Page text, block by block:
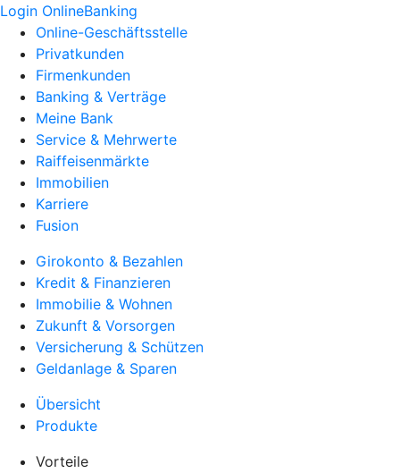
Login OnlineBanking
Online-Geschäftsstelle
Privatkunden
Firmenkunden
Banking & Verträge
Meine Bank
Service & Mehrwerte
Raiffeisenmärkte
Immobilien
Karriere
Fusion
Girokonto & Bezahlen
Kredit & Finanzieren
Immobilie & Wohnen
Zukunft & Vorsorgen
Versicherung & Schützen
Geldanlage & Sparen
Übersicht
Produkte
Vorteile